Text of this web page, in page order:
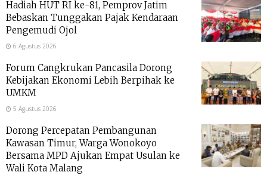
Hadiah HUT RI ke-81, Pemprov Jatim
Bebaskan Tunggakan Pajak Kendaraan
Pengemudi Ojol
6 Agustus 2026
Forum Cangkrukan Pancasila Dorong
Kebijakan Ekonomi Lebih Berpihak ke
UMKM
5 Agustus 2026
Dorong Percepatan Pembangunan
Kawasan Timur, Warga Wonokoyo
Bersama MPD Ajukan Empat Usulan ke
Wali Kota Malang